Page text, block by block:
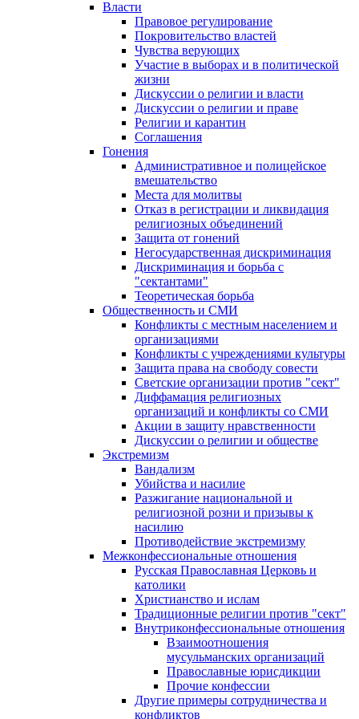
Власти
Правовое регулирование
Покровительство властей
Чувства верующих
Участие в выборах и в политической
жизни
Дискуссии о религии и власти
Дискуссии о религии и праве
Религии и карантин
Соглашения
Гонения
Административное и полицейское
вмешательство
Места для молитвы
Отказ в регистрации и ликвидация
религиозных объединений
Защита от гонений
Негосударственная дискриминация
Дискриминация и борьба с
"сектантами"
Теоретическая борьба
Общественность и СМИ
Конфликты с местным населением и
организациями
Конфликты с учреждениями культуры
Защита права на свободу совести
Светские организации против "сект"
Диффамация религиозных
организаций и конфликты со СМИ
Акции в защиту нравственности
Дискуссии о религии и обществе
Экстремизм
Вандализм
Убийства и насилие
Разжигание национальной и
религиозной розни и призывы к
насилию
Противодействие экстремизму
Межконфессиональные отношения
Русская Православная Церковь и
католики
Христианство и ислам
Традиционные религии против "сект"
Внутриконфессиональные отношения
Взаимоотношения
мусульманских организаций
Православные юрисдикции
Прочие конфессии
Другие примеры сотрудничества и
конфликтов